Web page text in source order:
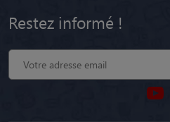
Restez informé !